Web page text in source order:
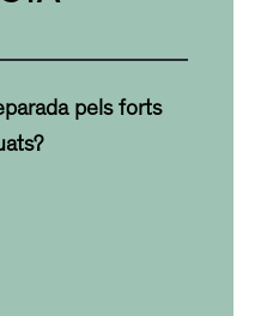
pels forts